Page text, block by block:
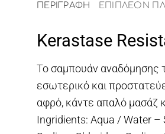
ΠΕΡΙΓΡΑΦΉ ΕΠΙΠΛΈΟΝ
Kerastase
Το σαμπουάν αναδόμησης
εσωτερικό και
αφρό, κάντε απαλό μασάζ
Ingridients: Aqua / Water